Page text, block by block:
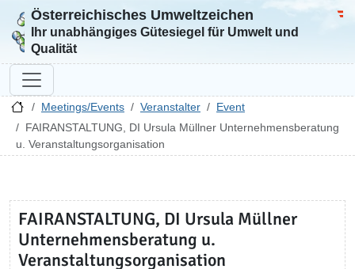
Zur Startseite
Österreichisches Umweltzeichen
Ihr unabhängiges Gütesiegel für Umwelt und
Qualität
Meetings/Events Veranstalter
Event
FAIRANSTALTUNG, DI Ursula Müllner Unternehmensberatung
u. Veranstaltungsorganisation
FAIRANSTALTUNG, DI Ursula Müllner
Unternehmensberatung u.
Veranstaltungsorganisation